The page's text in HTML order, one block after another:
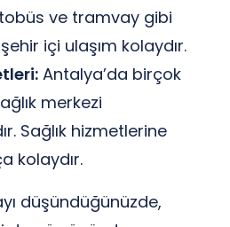
ve tramvay gibi
içi ulaşım kolaydır.
Antalya’da birçok
merkezi
Sağlık hizmetlerine
kolaydır.
düşündüğünüzde,